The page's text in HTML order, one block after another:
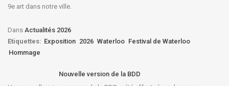
9e art dans notre ville.
Dans Actualités 2026
Etiquettes: Exposition 2026 Waterloo Festival de Waterloo
Hommage
Nouvelle version de la BDD